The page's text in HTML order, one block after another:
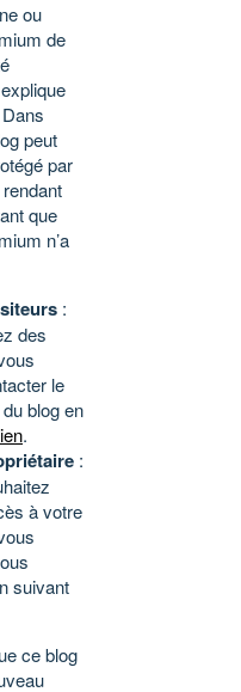
ou
de
peut
par
que
n’a
:
des
le
blog en
.
:
à votre
suivant
ce blog